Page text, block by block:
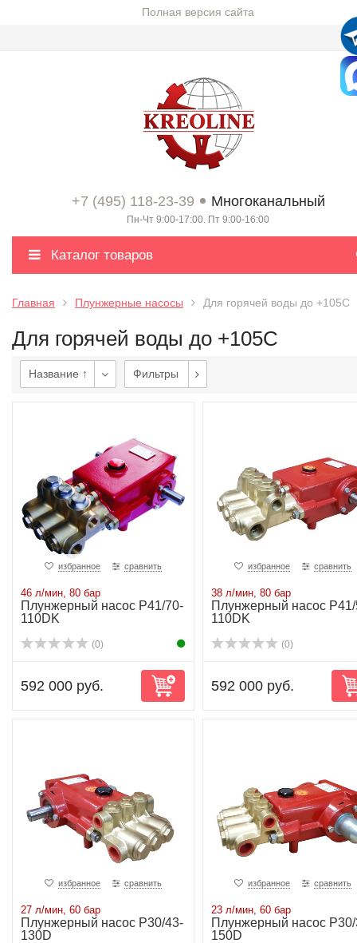
Полная версия сайта
+7 (495) 118-23-39 Многоканальный
Пн-Чт 9:00-17:00. Пт 9:00-16:00
Каталог товаров
Главная Плунжерные насосы Для горячей воды до +105С
Для горячей воды до +105С
Название ↑ Фильтры
избранное сравнить
46 л/мин, 80 бар
Плунжерный насос P41/70-
110DK
(0)
592 000 руб.
избранное сравнить
38 л/мин, 80 бар
Плунжерный насос
110DK
(0)
592 000 руб.
избранное сравнить
27 л/мин, 60 бар
Плунжерный насос P30/43-
130D
избранное сравнить
23 л/мин, 60 бар
Плунжерный насос
150D